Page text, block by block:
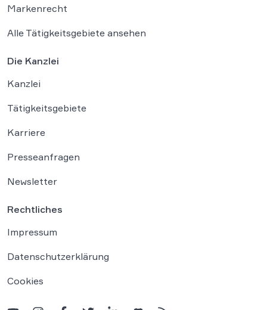
Markenrecht
Alle Tätigkeitsgebiete ansehen
Die Kanzlei
Kanzlei
Tätigkeitsgebiete
Karriere
Presseanfragen
Newsletter
Rechtliches
Impressum
Datenschutzerklärung
Cookies